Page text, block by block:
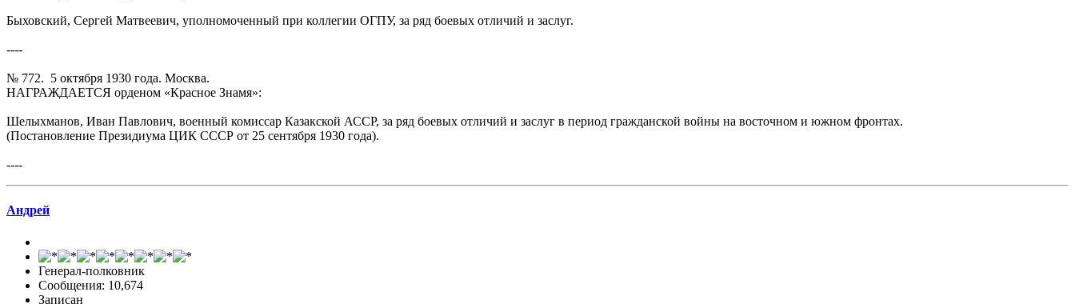
Быховский, Сергей Матвеевич, уполномоченный при коллегии ОГПУ, за ряд боевых отличий и заслуг.
----
№ 772. 5 октября 1930 года. Москва.
НАГРАЖДАЕТСЯ орденом «Красное Знамя»:
Шелыхманов, Иван Павлович, военный комиссар Казакской АССР, за ряд боевых отличий и заслуг в период гражданской войны на восточном и южном фронтах.
(Постановление Президиума ЦИК СССР от 25 сентября 1930 года).
----
Андрей
Генерал-полковник
Сообщения: 10,674
Записан